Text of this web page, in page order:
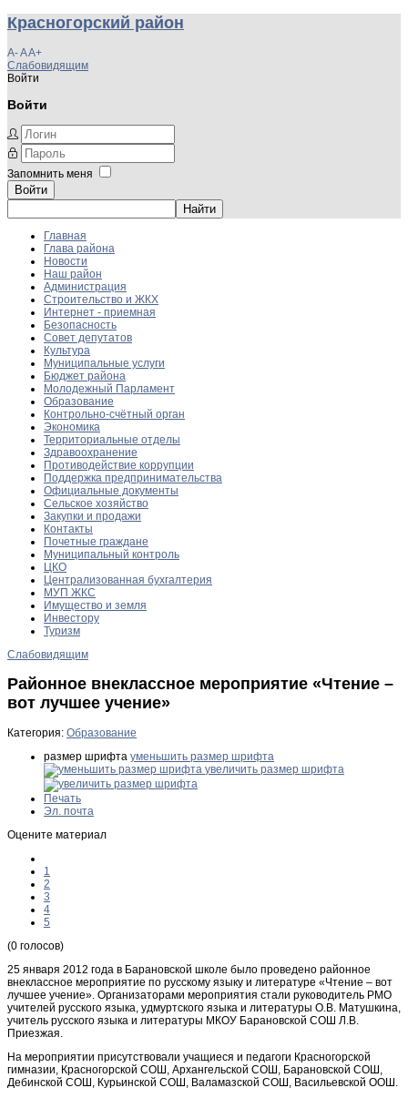
Красногорский район
A-AA+
Слабовидящим
Войти
Войти
Запомнить меня
Войти
Главная
Глава района
Новости
Наш район
Администрация
Строительство и ЖКХ
Интернет - приемная
Безопасность
Совет депутатов
Культура
Муниципальные услуги
Бюджет района
Молодежный Парламент
Образование
Контрольно-счётный орган
Экономика
Территориальные отделы
Здравоохранение
Противодействие коррупции
Поддержка предпринимательства
Официальные документы
Сельское хозяйство
Закупки и продажи
Контакты
Почетные граждане
Муниципальный контроль
ЦКО
Централизованная бухгалтерия
МУП ЖКС
Имущество и земля
Инвестору
Туризм
Слабовидящим
Районное внеклассное мероприятие «Чтение –
вот лучшее учение»
Категория: Образование
размер шрифта уменьшить размер шрифта
увеличить размер шрифта
Печать
Эл. почта
Оцените материал
1
2
3
4
5
(0 голосов)
25 января 2012 года в Барановской школе было проведено районное
внеклассное мероприятие по русскому языку и литературе «Чтение – вот
лучшее учение». Организаторами мероприятия стали руководитель РМО
учителей русского языка, удмуртского языка и литературы О.В. Матушкина,
учитель русского языка и литературы МКОУ Барановской СОШ Л.В.
Приезжая.
На мероприятии присутствовали учащиеся и педагоги Красногорской
гимназии, Красногорской СОШ, Архангельской СОШ, Барановской СОШ,
Дебинской СОШ, Курьинской СОШ, Валамазской СОШ, Васильевской ООШ.